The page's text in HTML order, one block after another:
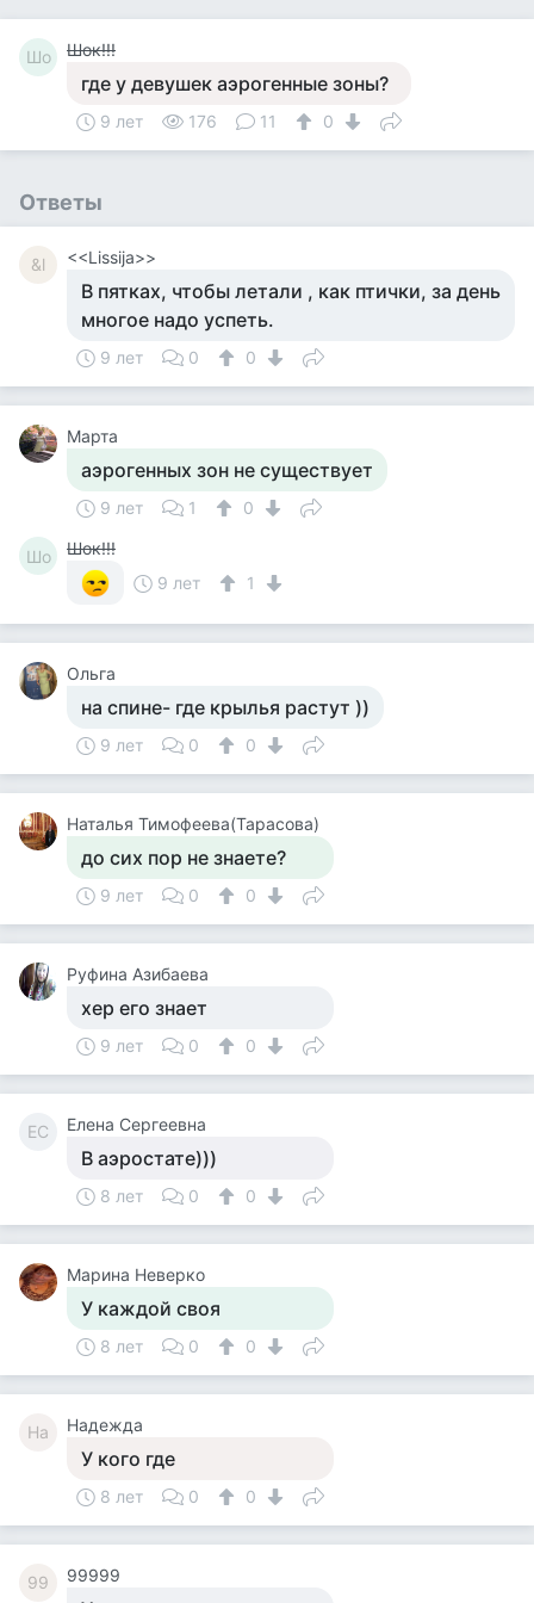
Шо Шок!!!
где у девушек аэрогенные зоны?
9 лет 176 11 0
Ответы
&l <<Lissija>>
В пятках, чтобы летали , как птички, за день
многое надо успеть.
9 лет 0 0
Марта
аэрогенных зон не существует
9 лет 1 0
Шо
Шок!!!
9 лет
1
Ольга
на спине- где крылья растут ))
9 лет 0 0
Наталья Тимофеева(Тарасова)
до сих пор не знаете?
9 лет 0 0
Руфина Азибаева
хер его знает
9 лет 0 0
ЕС Елена Сергеевна
В аэростате)))
8 лет 0 0
Марина Неверко
У каждой своя
8 лет 0 0
На Надежда
У кого где
8 лет 0 0
99 99999